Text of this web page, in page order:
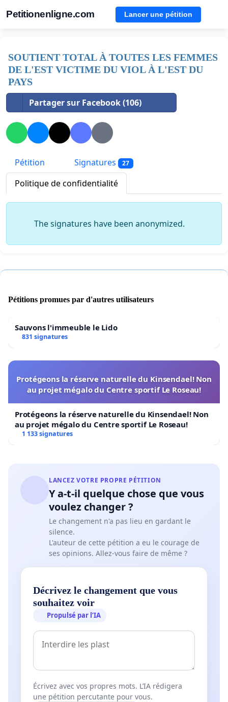
Petitionenligne.com Lancer une pétition
SOUTIENT TOTAL À TOUTES LES FEMMES
DE L'EST VICTIME DU VIOL À L'EST DU
PAYS
Partager sur Facebook (106)
Pétition Signatures 27
Politique de confidentialité
The signatures have been anonymized.
Pétitions promues par d'autres utilisateurs
Sauvons l'immeuble le Lido
831 signatures
Protégeons la réserve naturelle du Kinsendael! Non
au projet mégalo du Centre sportif Le Roseau!
Protégeons la réserve naturelle du Kinsendael! Non
au projet mégalo du Centre sportif Le Roseau!
1 133 signatures
LANCEZ VOTRE PROPRE PÉTITION
Y a-t-il quelque chose que vous
voulez changer ?
Le changement n'a pas lieu en gardant le
silence.
L'auteur de cette pétition a eu le courage de
ses opinions. Allez-vous faire de même ?
Décrivez le changement que vous
souhaitez voir
Propulsé par l’IA
Écrivez avec vos propres mots. L’IA rédigera
une pétition percutante pour vous.